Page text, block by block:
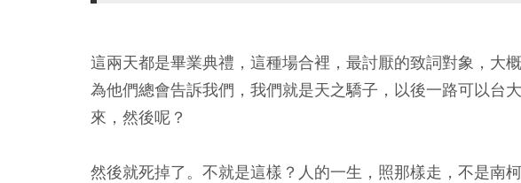
這兩天都是畢業典禮，這種場合裡，最討厭的致詞對象，大
為他們總會告訴我們，我們就是天之驕子，以後一路可以台
來，然後呢？
然後就死掉了。不就是這樣？人的一生，照那樣走，不是南